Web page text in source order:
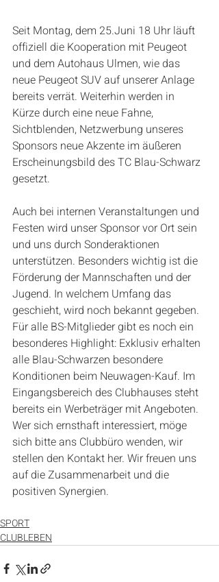
Seit Montag, dem 25.Juni 18 Uhr läuft
offiziell die Kooperation mit Peugeot
und dem Autohaus Ulmen, wie das
neue Peugeot SUV auf unserer Anlage
bereits verrät. Weiterhin werden in
Kürze durch eine neue Fahne,
Sichtblenden, Netzwerbung unseres
Sponsors neue Akzente im äußeren
Erscheinungsbild des TC Blau-Schwarz
gesetzt.
Auch bei internen Veranstaltungen und
Festen wird unser Sponsor vor Ort sein
und uns durch Sonderaktionen
unterstützen. Besonders wichtig ist die
Förderung der Mannschaften und der
Jugend. In welchem Umfang das
geschieht, wird noch bekannt gegeben.
Für alle BS-Mitglieder gibt es noch ein
besonderes Highlight: Exklusiv erhalten
alle Blau-Schwarzen besondere
Konditionen beim Neuwagen-Kauf. Im
Eingangsbereich des Clubhauses steht
bereits ein Werbeträger mit Angeboten.
Wer sich ernsthaft interessiert, möge
sich bitte ans Clubbüro wenden, wir
stellen den Kontakt her. Wir freuen uns
auf die Zusammenarbeit und die
positiven Synergien.
SPORT
CLUBLEBEN